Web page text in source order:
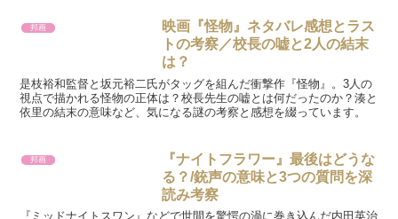
邦画
映画『怪物』ネタバレ感想とラス
トの考察／校長の嘘と2人の結末
は？
是枝裕和監督と坂元裕二氏がタッグを組んだ衝撃作『怪物』。3人の
視点で描かれる怪物の正体は？校長先生の嘘とは何だったのか？湊と
依里の結末の意味など、気になる謎の考察と感想を綴っています。
邦画
『ナイトフラワー』最後はどうな
る？/銃声の意味と3つの質問を深
読み考察
『ミッドナイトスワン』などで世間を驚愕の渦に巻き込んだ内田英治